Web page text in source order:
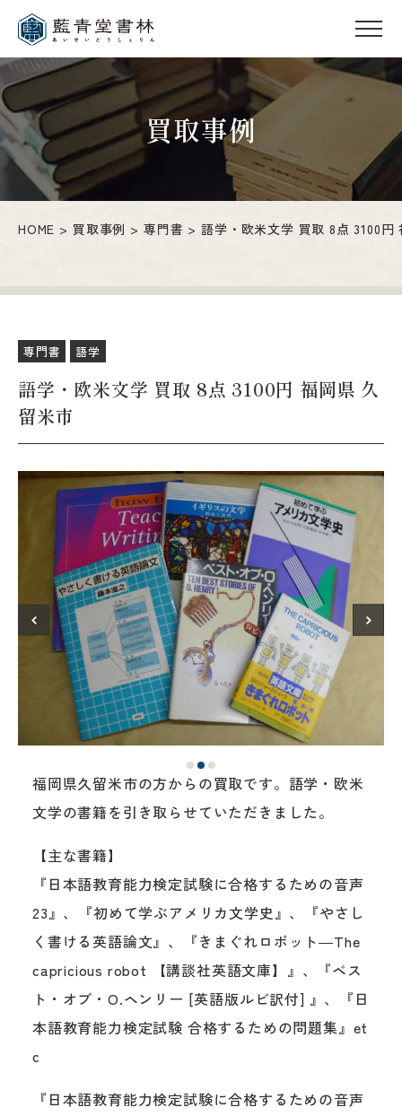
買取事例
HOME 買取事例 専門書 語学・欧米文学 買取 8点 3100円
専門書 語学
語学・欧米文学 買取 8点 3100円 福岡県 久
留米市
福岡県久留米市の方からの買取です。語学・欧米
文学の書籍を引き取らせていただきました。
【主な書籍】
『日本語教育能力検定試験に合格するための音声
23』、『初めて学ぶアメリカ文学史』、『やさし
く書ける英語論文』、『きまぐれロボット―The
capricious robot 【講談社英語文庫】』、『ベス
ト・オブ・O.ヘンリー [英語版ルビ訳付] 』、『日
本語教育能力検定試験 合格するための問題集』et
c
『日本語教育能力検定試験に合格するための音声